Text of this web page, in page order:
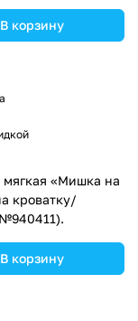
В корзину
мягкая «Мишка на
кроватку/
В корзину